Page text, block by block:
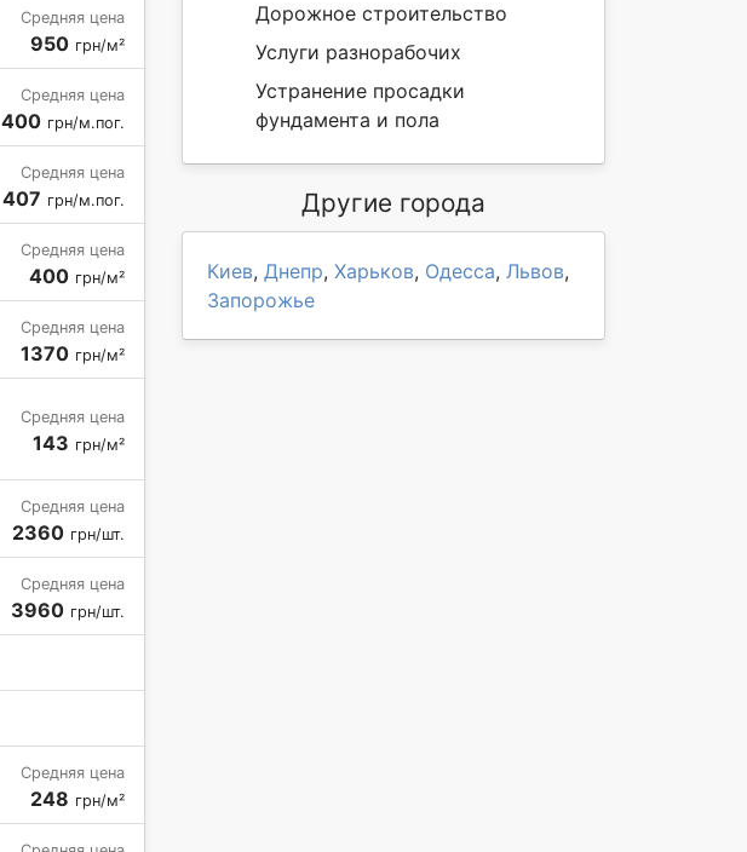
Средняя цена
950 грн/м²
Средняя цена
400 грн/м.пог.
Средняя цена
407 грн/м.пог.
Средняя цена
400 грн/м²
Средняя цена
1370 грн/м²
Средняя цена
143 грн/м²
Средняя цена
2360 грн/шт.
Средняя цена
3960 грн/шт.
Средняя цена
248 грн/м²
Дорожное строительство
Услуги разнорабочих
Устранение просадки
фундамента и пола
Другие города
Киев, Днепр, Харьков, Одесса, Львов,
Запорожье